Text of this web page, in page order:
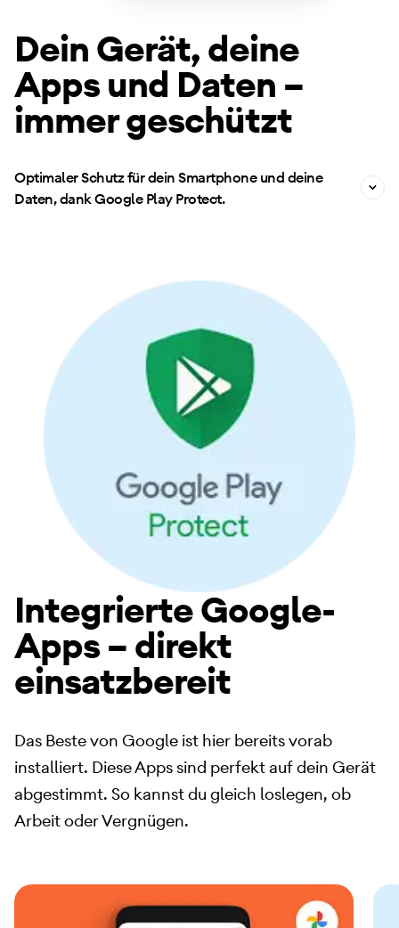
Dein Gerät, deine
Apps und Daten –
immer geschützt
Optimaler Schutz für dein Smartphone und deine
Daten, dank Google Play Protect.
Integrierte Google-
Apps – direkt
einsatzbereit
Das Beste von Google ist hier bereits vorab
installiert. Diese Apps sind perfekt auf dein Gerät
abgestimmt. So kannst du gleich loslegen, ob
Arbeit oder Vergnügen.